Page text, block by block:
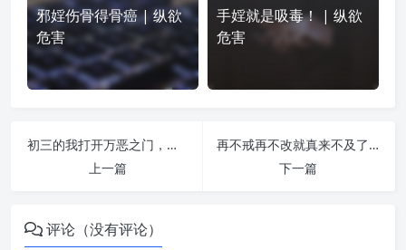
邪婬伤骨得骨癌 | 纵欲
危害
手婬就是吸毒！ | 纵欲
危害
初三的我打开万恶之门，如今的我洞察时代闭环 | 纵欲危害
上一篇
再不戒再不改就真来不及了！ | 纵欲危害
下一篇
评论（没有评论）